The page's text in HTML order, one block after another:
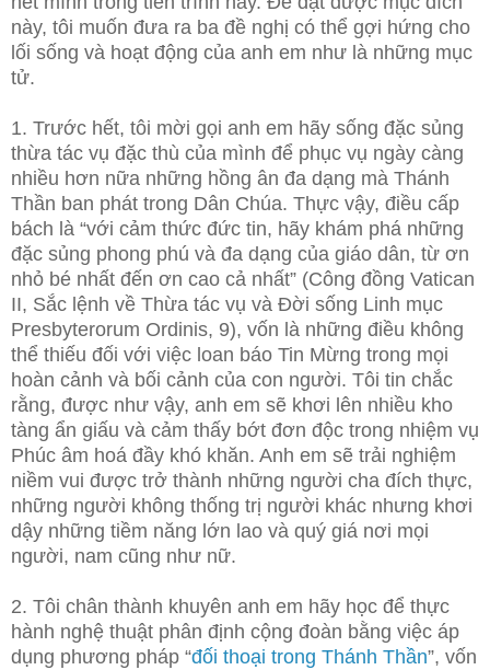
này, tôi muốn đưa ra ba đề nghị có thể gợi hứng cho
lối sống và hoạt động của anh em như là những mục
tử.
1. Trước hết, tôi mời gọi anh em hãy sống đặc sủng
thừa tác vụ đặc thù của mình để phục vụ ngày càng
nhiều hơn nữa những hồng ân đa dạng mà Thánh
Thần ban phát trong Dân Chúa. Thực vậy, điều cấp
bách là “với cảm thức đức tin, hãy khám phá những
đặc sủng phong phú và đa dạng của giáo dân, từ ơn
nhỏ bé nhất đến ơn cao cả nhất” (Công đồng Vatican
II, Sắc lệnh về Thừa tác vụ và Đời sống Linh mục
Presbyterorum Ordinis, 9), vốn là những điều không
thể thiếu đối với việc loan báo Tin Mừng trong mọi
hoàn cảnh và bối cảnh của con người. Tôi tin chắc
rằng, được như vậy, anh em sẽ khơi lên nhiều kho
tàng ẩn giấu và cảm thấy bớt đơn độc trong nhiệm vụ
Phúc âm hoá đầy khó khăn. Anh em sẽ trải nghiệm
niềm vui được trở thành những người cha đích thực,
những người không thống trị người khác nhưng khơi
dậy những tiềm năng lớn lao và quý giá nơi mọi
người, nam cũng như nữ.
2. Tôi chân thành khuyên anh em hãy học để thực
hành nghệ thuật phân định cộng đoàn bằng việc áp
dụng phương pháp “đối thoại trong Thánh Thần”, vốn